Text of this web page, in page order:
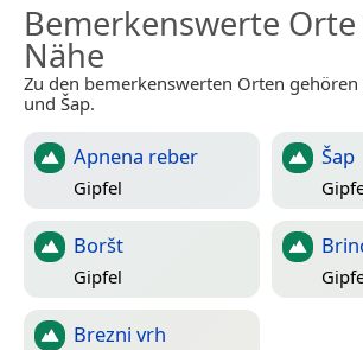
Bemerkenswerte
Nähe
Zu den bemerkenswerten Orten
und Šap.
Apnena reber
Gipfel
Šap
Boršt
Gipfel
Brezni vrh